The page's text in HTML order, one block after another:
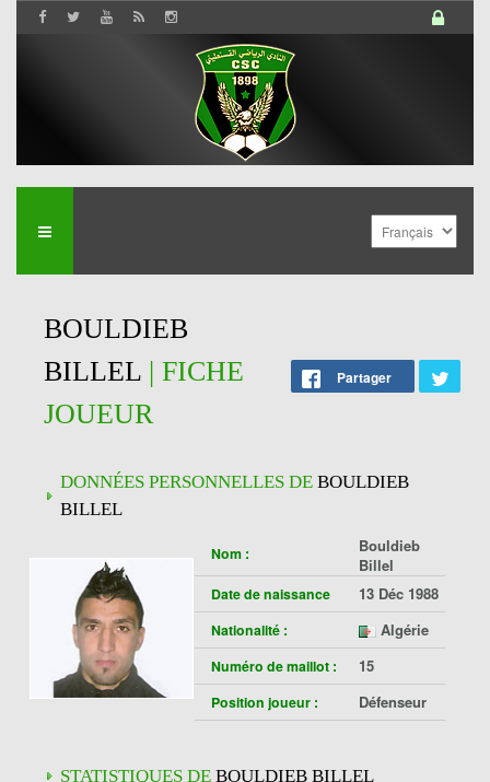
BOULDIEB
BILLEL | FICHE
JOUEUR
Partager
DONNÉES PERSONNELLES DE BOULDIEB
BILLEL
Nom :
Bouldieb
Billel
Date de naissance 13 Déc 1988
Nationalité : Algérie
Numéro de maillot : 15
Position joueur : Défenseur
STATISTIQUES DE BOULDIEB BILLEL